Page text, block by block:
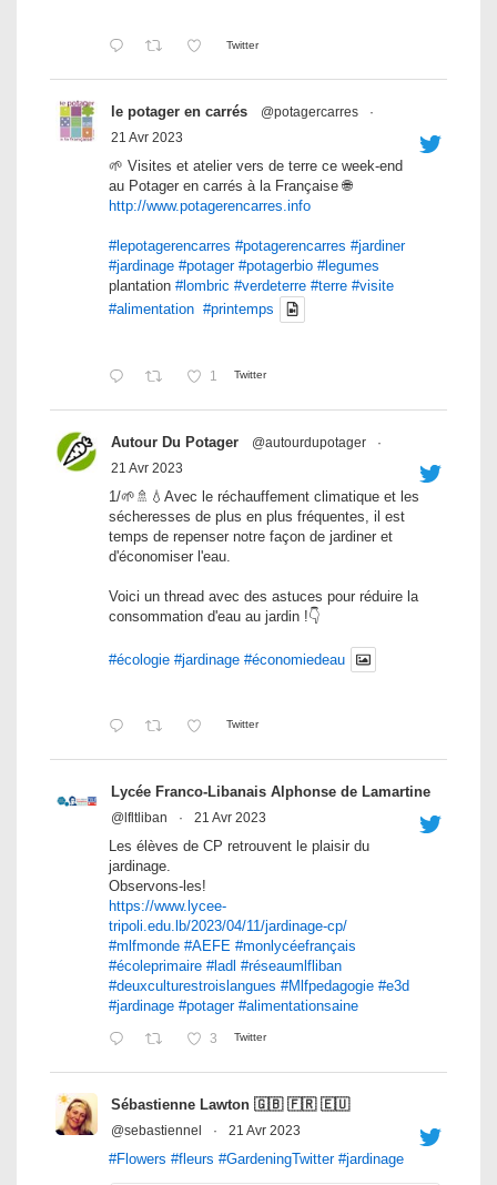
Twitter
le potager en carrés @potagercarres
·
21 Avr 2023
🌱 Visites et atelier vers de terre ce week-end
au Potager en carrés à la Française 🌐
http://www.potagerencarres.info
#lepotagerencarres #potagerencarres #jardiner
#jardinage #potager #potagerbio #legumes
plantation #lombric #verdeterre #terre #visite
#alimentation #printemps
1 Twitter
Autour Du Potager @autourdupotager
·
21 Avr 2023
1/🌱🚿💧Avec le réchauffement climatique et les
sécheresses de plus en plus fréquentes, il est
temps de repenser notre façon de jardiner et
d'économiser l'eau.
Voici un thread avec des astuces pour réduire la
consommation d'eau au jardin !👇
#écologie #jardinage #économiedeau
Twitter
Lycée Franco-Libanais Alphonse de Lamartine
@lfltliban · 21 Avr 2023
Les élèves de CP retrouvent le plaisir du
jardinage.
Observons-les!
https://www.lycee-
tripoli.edu.lb/2023/04/11/jardinage-cp/
#mlfmonde #AEFE #monlycéefrançais
#écoleprimaire #ladl #réseaumlfliban
#deuxculturestroislangues #Mlfpedagogie #e3d
#jardinage #potager #alimentationsaine
3 Twitter
Sébastienne Lawton 🇬🇧 🇫🇷 🇪🇺
@sebastiennel · 21 Avr 2023
#Flowers #fleurs #GardeningTwitter #jardinage